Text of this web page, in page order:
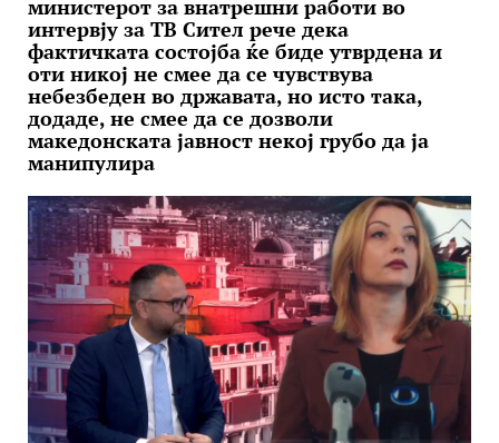
министерот за внатрешни работи во
интервју за ТВ Сител рече дека
фактичката состојба ќе биде утврдена и
оти никој не смее да се чувствува
небезбеден во државата, но исто така,
додаде, не смее да се дозволи
македонската јавност некој грубо да ја
манипулира